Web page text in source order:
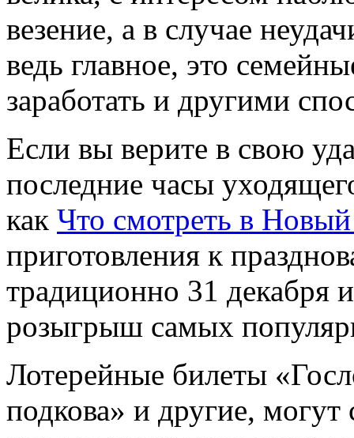
везение, а в случае
ведь главное, это
заработать и другими
Если вы верите в свою
последние часы
как Что смотреть в Новый
приготовления к
традиционно 31 декабря
розыгрыш самых
Лотерейные билеты
подкова» и другие,